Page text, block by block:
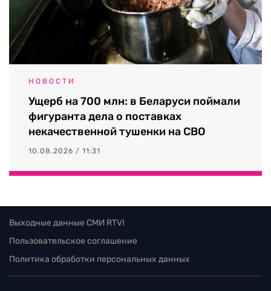
НОВОСТИ
Ущерб на 700 млн: в Беларуси поймали
фигуранта дела о поставках
некачественной тушенки на СВО
10.08.2026 / 11:31
Выходные данные СМИ RTVI
Пользовательское соглашение
Политика обработки персональных данных